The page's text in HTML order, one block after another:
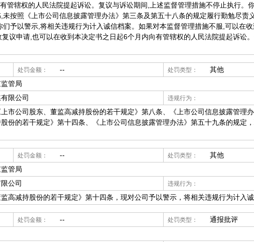
管辖权的人民法院提起诉讼。复议与诉讼期间,上述监督管理措施不停止执行。
按照《上市公司信息披露管理办法》第三条及第五十八条的规定履行勤勉尽责
予以警示,将相关违规行为计入诚信档案。如果对本监督管理措施不服,可以在
议申请,也可以在收到本决定书之日起6个月内向有管辖权的人民法院提起诉讼
处罚金额： -- 处罚类型： 其他
管局
限公司
违规行为：
公司股东、董监高减持股份的若干规定》第八条、《上市公司信息披露管理
份的若干规定》第十四条、《上市公司信息披露管理办法》第五十九条的规定
处罚金额： -- 处罚类型： 其他
管局
公司
违规行为：
减持股份的若干规定》第十四条，现对公司予以警示，将相关违规行为计入诚
处罚金额： -- 处罚类型： 通报批评